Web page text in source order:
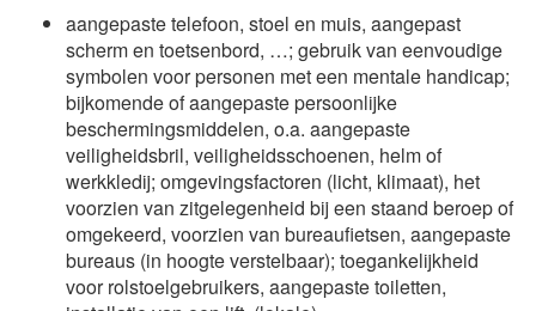
aangepaste telefoon, stoel en muis, aangepast
scherm en toetsenbord, …; gebruik van eenvoudige
symbolen voor personen met een mentale handicap;
bijkomende of aangepaste persoonlijke
beschermingsmiddelen, o.a. aangepaste
veiligheidsbril, veiligheidsschoenen, helm of
werkkledij; omgevingsfactoren (licht, klimaat), het
voorzien van zitgelegenheid bij een staand beroep of
omgekeerd, voorzien van bureaufietsen, aangepaste
bureaus (in hoogte verstelbaar); toegankelijkheid
voor rolstoelgebruikers, aangepaste toiletten,